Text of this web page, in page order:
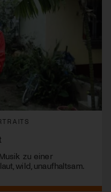
zu einer
wild, unaufhaltsam.